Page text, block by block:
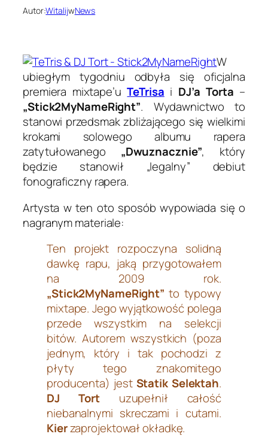
Autor:WitalijwNews
W
ubiegłym tygodniu odbyła się oficjalna
premiera mixtape’uTeTrisa i DJ’a Torta –
„Stick2MyNameRight”. Wydawnictwo to
stanowi przedsmak zbliżającego się wielkimi
krokami solowego albumu rapera
zatytułowanego „Dwuznacznie”, który
będzie stanowił „legalny” debiut
fonograficzny rapera.
Artysta w ten oto sposób wypowiada się o
nagranym materiale:
Ten projekt rozpoczyna solidną
dawkę rapu, jaką przygotowałem
na 2009 rok.
„Stick2MyNameRight” to typowy
mixtape. Jego wyjątkowość polega
przede wszystkim na selekcji
bitów. Autorem wszystkich (poza
jednym, który i tak pochodzi z
płyty tego znakomitego
producenta) jest Statik Selektah.
DJ Tort uzupełnił całość
niebanalnymi skreczami i cutami.
Kierzaprojektował okładkę.